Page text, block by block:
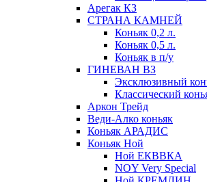
Арегак КЗ
СТРАНА КАМНЕЙ
Коньяк 0,2 л.
Коньяк 0,5 л.
Коньяк в п/у
ГИНЕВАН ВЗ
Эксклюзивный
Классический
Аркон Трейд
Веди-Алко коньяк
Коньяк АРАДИС
Коньяк Ной
Ной ЕКВВКА
NOY Very Special